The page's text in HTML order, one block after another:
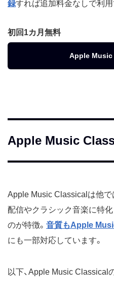
録すれば追加料金なしで利用
初回1カ月無料
Apple Music
Apple Music
Apple Music Classicalは他
配信やクラシック音楽に特
のが特徴。 音質もApple
にも一部対応しています。
以下、Apple Music Classical